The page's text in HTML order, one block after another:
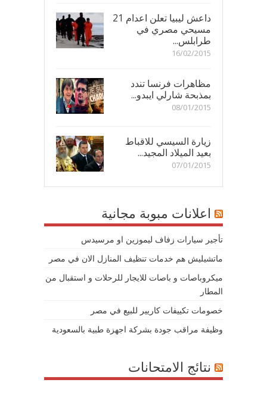
داعش ليبيا تعلن اعدام 21
مسيحي مصري في
طرابلس...
16/02/2015
مظاهرات فرنسا تندد
بمذبحة شارلي ايبدو...
08/01/2015
زيارة السيسي للاقباط
بعيد الميلاد المجيد...
07/01/2015
اعلانات مبوبة مجانية
تأجير سيارات زفاف ليموزين او مرسيدس
ماتشيليش هم خدمات تنظيف المنازل الان في مصر
ميكروباصات و باصات للايجار للرحلات و استقبال من
المطار
خصومات تكييفات كاريير للبيع في مصر
وظيفة مراقب جودة بشركة اجهزة طبية بالسعودية
نتائج الامتحانات